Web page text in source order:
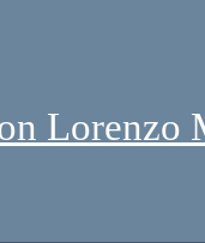
Lorenzo